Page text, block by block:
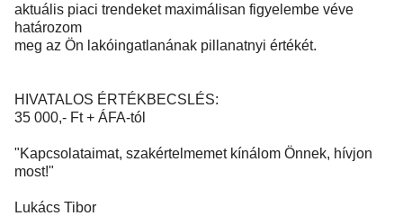
aktuális piaci trendeket maximálisan figyelembe véve
határozom
meg az Ön lakóingatlanának pillanatnyi értékét.
HIVATALOS ÉRTÉKBECSLÉS:
35 000,- Ft + ÁFA-tól
"Kapcsolataimat, szakértelmemet kínálom Önnek, hívjon
most!"
Lukács Tibor